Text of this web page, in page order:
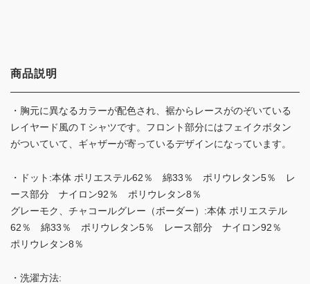
商品説明
・胸元に異なるカラーが配色され、裾からレースがのぞいている
レイヤード風のＴシャツです。フロント部分にはフェイクボタン
がついていて、ギャザーが寄っているデザインになっています。
・ドット:本体 ポリエステル62％ 綿33％ ポリウレタン5％ レ
ース部分 ナイロン92％ ポリウレタン8％
グレーモク、チャコールグレー（ボーダー）:本体 ポリエステル
62％ 綿33％ ポリウレタン5％ レース部分 ナイロン92％
ポリウレタン8％
・洗濯方法: